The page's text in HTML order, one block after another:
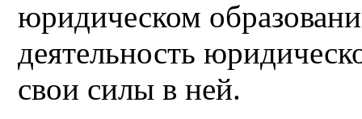
юридическом
деятельность
свои силы в ней.